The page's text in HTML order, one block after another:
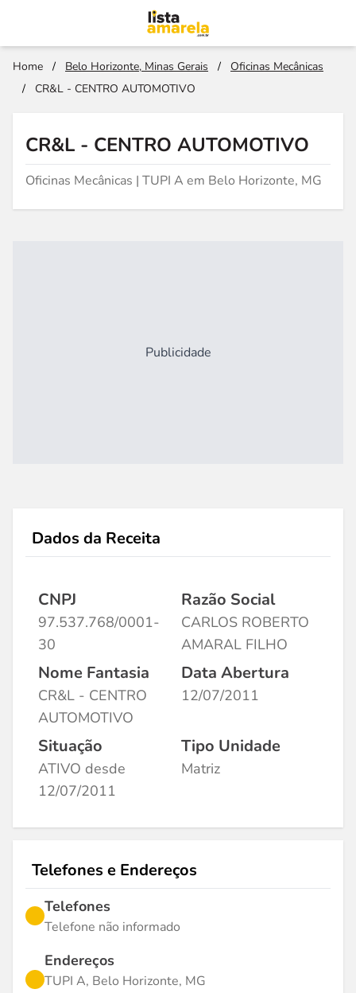
Home / Belo Horizonte, Minas Gerais /
Oficinas Mecânicas
/
CR&L - CENTRO AUTOMOTIVO
CR&L - CENTRO AUTOMOTIVO
Oficinas Mecânicas | TUPI A em Belo Horizonte, MG
Publicidade
Dados da Receita
CNPJ
97.537.768/0001-
30
Razão Social
CARLOS ROBERTO
AMARAL FILHO
Nome Fantasia
CR&L - CENTRO
AUTOMOTIVO
Data Abertura
12/07/2011
Situação
ATIVO desde
12/07/2011
Tipo Unidade
Matriz
Telefones e Endereços
Telefones
Telefone não informado
Endereços
TUPI A, Belo Horizonte, MG